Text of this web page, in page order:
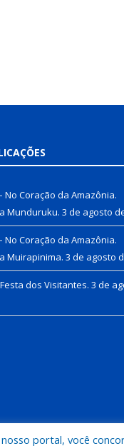
– No Coração da Amazônia.
Munduruku. 3 de agosto
– No Coração da Amazônia.
Muirapinima. 3 de agosto
Festa dos Visitantes. 3 de
portal, você